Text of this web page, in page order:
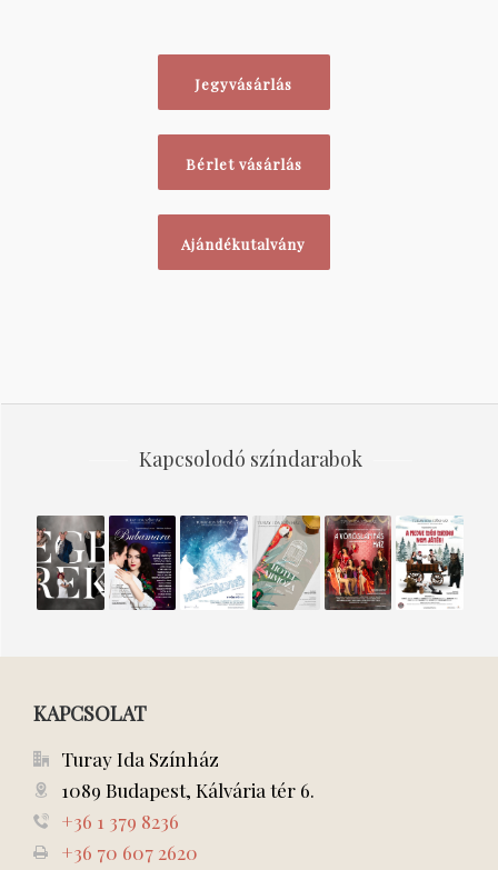
Jegyvásárlás
Bérlet vásárlás
Ajándékutalvány
Kapcsolodó színdarabok
EGEREKBUBAMARAHókirálynőHOTEL
MIMÓZA
A
vöröslámpás
ház
A
medve
MÉG
KAPCSOLAT
Turay Ida Színház
1089 Budapest, Kálvária tér 6.
+36 1 379 8236
+36 70 607 2620